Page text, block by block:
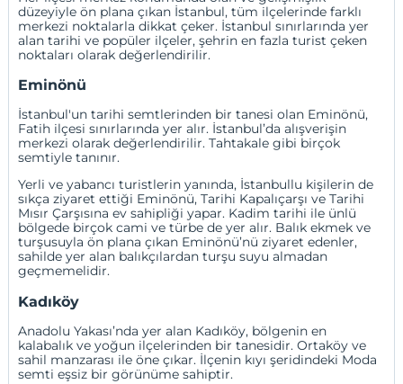
düzeyiyle ön plana çıkan İstanbul, tüm ilçelerinde farklı
merkezi noktalarla dikkat çeker. İstanbul sınırlarında yer
alan tarihi ve popüler ilçeler, şehrin en fazla turist çeken
noktaları olarak değerlendirilir.
Eminönü
İstanbul'un tarihi semtlerinden bir tanesi olan Eminönü,
Fatih ilçesi sınırlarında yer alır. İstanbul’da alışverişin
merkezi olarak değerlendirilir. Tahtakale gibi birçok
semtiyle tanınır.
Yerli ve yabancı turistlerin yanında, İstanbullu kişilerin de
sıkça ziyaret ettiği Eminönü, Tarihi Kapalıçarşı ve Tarihi
Mısır Çarşısına ev sahipliği yapar. Kadim tarihi ile ünlü
bölgede birçok cami ve türbe de yer alır. Balık ekmek ve
turşusuyla ön plana çıkan Eminönü’nü ziyaret edenler,
sahilde yer alan balıkçılardan turşu suyu almadan
geçmemelidir.
Kadıköy
Anadolu Yakası’nda yer alan Kadıköy, bölgenin en
kalabalık ve yoğun ilçelerinden bir tanesidir.Ortaköy ve
sahil manzarası ile öne çıkar. İlçenin kıyı şeridindeki Moda
semti eşsiz bir görünüme sahiptir.